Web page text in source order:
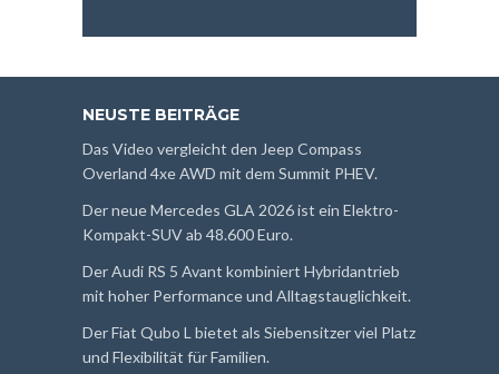
NEUSTE BEITRÄGE
Das Video vergleicht den Jeep Compass
Overland 4xe AWD mit dem Summit PHEV.
Der neue Mercedes GLA 2026 ist ein Elektro-
Kompakt-SUV ab 48.600 Euro.
Der Audi RS 5 Avant kombiniert Hybridantrieb
mit hoher Performance und Alltagstauglichkeit.
Der Fiat Qubo L bietet als Siebensitzer viel Platz
und Flexibilität für Familien.